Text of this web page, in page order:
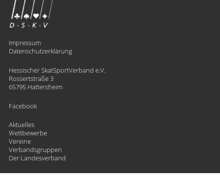
Impressum
Datenschutzerklärung
Hessischer SkatSportVerband e.V.
Rossertstraße 3
65795 Hattersheim
Facebook
Aktuelles
Wettbewerbe
Vereine
Verbandsgruppen
Der Landesverband